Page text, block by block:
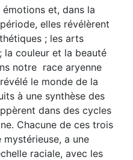
et, dans la
elles révélèrent
; les arts
la couleur et la beauté
notre race aryenne
le monde de la
à une synthèse des
dans des cycles
Chacune de ces trois
mystérieuse, a une
raciale, avec les